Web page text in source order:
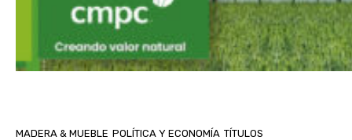
MADERA & MUEBLE POLÍTICA Y ECONOMÍA TÍTULOS